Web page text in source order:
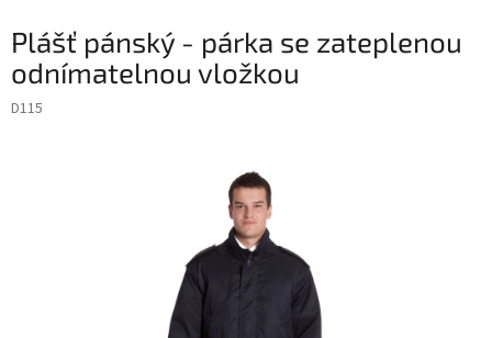
Plášť pánský - párka se zateplenou
odnímatelnou vložkou
D115